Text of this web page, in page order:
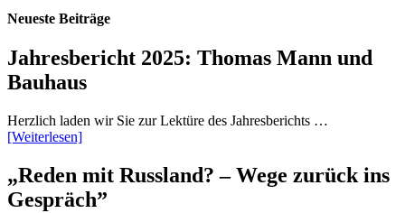
Neueste Beiträge
Jahresbericht 2025: Thomas Mann und
Bauhaus
Herzlich laden wir Sie zur Lektüre des Jahresberichts …
[Weiterlesen]
„Reden mit Russland? – Wege zurück ins
Gespräch”